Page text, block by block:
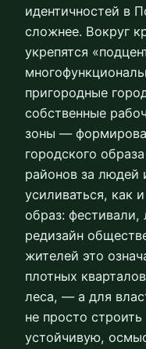
идентичностей в
сложнее. Вокруг
укрепятся
пригородные
собственные
зоны —
городского
районов за людей
усиливаться, как
образ: фестивали,
редизайн
жителей это
плотных
леса, — а для
не просто
устойчивую,